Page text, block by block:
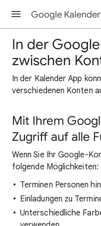
Google
In der
zwischen
In der Kalender App
verschiedenen Konten
Mit Ihrem
Zugriff auf alle
Wenn Sie Ihr Google-
folgende Möglichkeiten:
Terminen Personen
Einladungen zu
Unterschiedliche